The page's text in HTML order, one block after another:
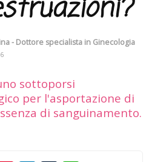
- Dottore specialista in Ginecologia
sottoporsi
per l'asportazione di
di sanguinamento.